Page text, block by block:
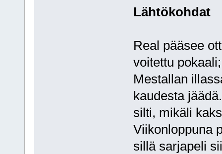
Lähtökohdat
Real pääsee
voitettu
Mestallan
kaudesta
silti, mikäli
Viikonloppuna
sillä sarjapeli